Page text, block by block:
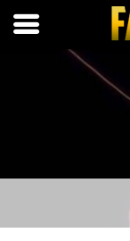
Folk.bg